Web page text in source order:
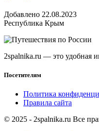
Добавлено 22.08.2023
Республика Крым
2spalnika.ru — это удобная
Посетителям
Политика
Правила сайта
© 2025 - 2spalnika.ru Все